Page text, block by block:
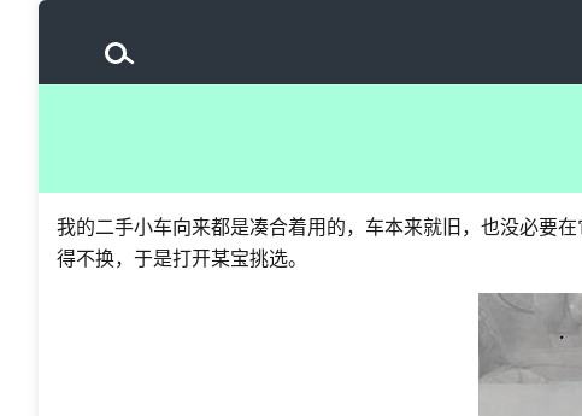
我的二手小车向来都是凑合着用的，车本来就旧，也没必要
得不换，于是打开某宝挑选。